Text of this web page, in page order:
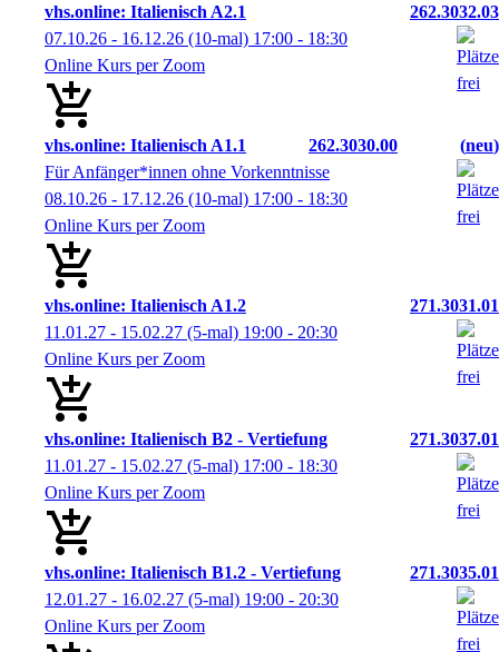
vhs.online: Italienisch A2.1
262.3032.03
07.10.26 - 16.12.26 (10-mal) 17:00 - 18:30
Online Kurs per Zoom
vhs.online: Italienisch A1.1 262.3030.00
neu
Für Anfänger*innen ohne Vorkenntnisse
08.10.26 - 17.12.26 (10-mal) 17:00 - 18:30
Online Kurs per Zoom
vhs.online: Italienisch A1.2
271.3031.01
11.01.27 - 15.02.27 (5-mal) 19:00 - 20:30
Online Kurs per Zoom
vhs.online: Italienisch B2 - Vertiefung
271.3037.01
11.01.27 - 15.02.27 (5-mal) 17:00 - 18:30
Online Kurs per Zoom
vhs.online: Italienisch B1.2 - Vertiefung
271.3035.01
12.01.27 - 16.02.27 (5-mal) 19:00 - 20:30
Online Kurs per Zoom